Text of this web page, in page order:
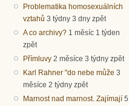
Problematika homosexuálních
vztahů 3 týdny 3 dny zpět
A co archivy? 1 měsíc 1 týden
zpět
Přímluvy 2 měsíce 3 týdny zpět
Karl Rahner "do nebe může 3
měsíce 2 týdny zpět
Marnost nad marnost. Zajímají 5